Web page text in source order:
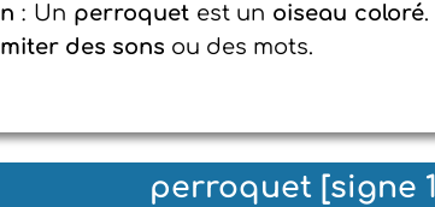
: Un perroquetest un oiseau coloré
des sons ou des mots.
perroquet [signe